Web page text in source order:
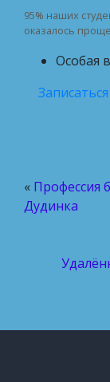
95% наших
оказалось
Особая
« Профессия
Дудинка